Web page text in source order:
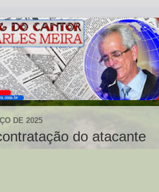
DE 2025
do atacante